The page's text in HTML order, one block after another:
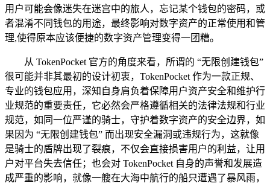
用户可能会像迷失在迷宫中的旅人，忘记某个钱包的密码，或
者混淆不同钱包的用途，最终影响对数字资产的正常使用和管
理,使得原本应该便捷的数字资产管理变得一团糟。
从 TokenPocket 官方的角度来看，所谓的 “无限创建钱包”
很可能并非其最初的设计初衷，TokenPocket 作为一款正规、
专业的钱包应用，深知自身肩负着保障用户资产安全和维护行
业规范的重要责任，它必然会严格遵循相关的法律法规和行业
规范，如同一位严谨的骑士，守护着数字资产的安全边界，如
果因为 “无限创建钱包” 而出现安全漏洞或违规行为，这就像
是骑士的盾牌出现了裂痕，不仅会直接损害用户的利益，让用
户对平台失去信任；也会对 TokenPocket 自身的声誉和发展造
成严重的影响，就像一艘在大海中航行的船只遭遇了暴风雨，